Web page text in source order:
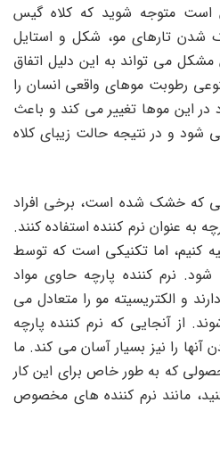
است متوجه شوید که کلاه گیس
تارهای مو، شکل و استایل
می تواند به این دلیل اتفاق
رطوبت موهای واقعی انسان را
در این موها تغییر می کند و باعث
و در نتیجه حالت زیبای کلاه
که خشک شده است، برخی افراد
به عنوان نرم کننده استفاده کنند.
کنیم، اما تکنیکی است که توسط
شود. نرم کننده پارچه حاوی مواد
و الکتریسیته مو را متعادل می
از آنجایی که نرم کننده پارچه
آنها را نیز بسیار آسان می کند. ما
که به طور خاص برای این کار
مانند نرم کننده های مخصوص